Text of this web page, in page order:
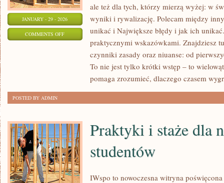
JANUARY - 29 - 2026
COMMENTS OFFON
ale też dla tych, którzy mierzą wyżej: w
wyniki i rywalizację. Polecam między
unikać i Największe błędy i jak ich
praktycznymi wskazówkami. Znajdziesz
czynniki zasady oraz niuanse: od
To nie jest tylko krótki wstęp – to
pomaga zrozumieć, dlaczego czasem
POSTED BY ADMIN
Praktyki i staże dla
studentów
IWspo to nowoczesna witryna